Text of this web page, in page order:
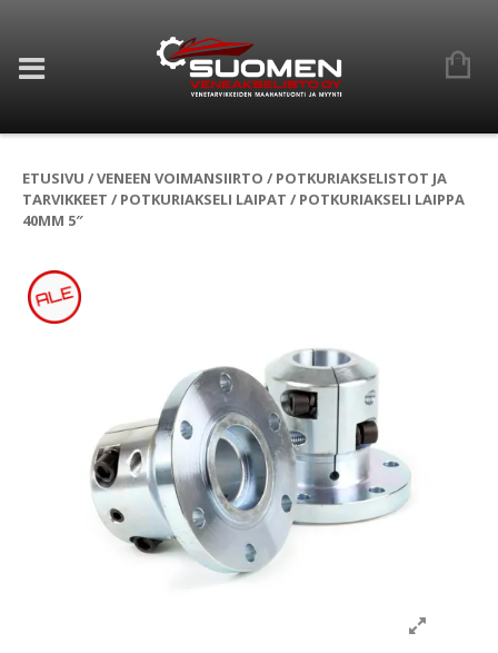
ETUSIVU /VENEEN VOIMANSIIRTO / POTKURIAKSELISTOT JA
TARVIKKEET / POTKURIAKSELI LAIPAT / POTKURIAKSELI LAIPPA
40MM 5″